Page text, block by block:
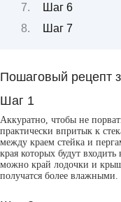
Шаг 6
Шаг 7
Пошаговый рецепт
Шаг 1
Аккуратно, чтобы не
практически впритык к
между краем стейка и
края которых будут
можно край лодочки и
получатся более влажными.